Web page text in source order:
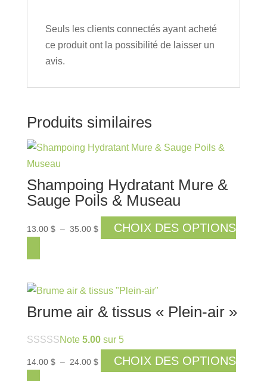
Seuls les clients connectés ayant acheté
ce produit ont la possibilité de laisser un
avis.
Produits similaires
Shampoing Hydratant Mure &
Sauge Poils & Museau
13.00 $ – 35.00 $
Plage
de
35.00 $
CHOIX DES OPTIONS
produit
plusieurs
variations.
options
peuvent
Brume air & tissus « Plein-air »
Note 5.00sur 5
14.00 $ – 24.00 $
Plage
de
CHOIX DES OPTIONS